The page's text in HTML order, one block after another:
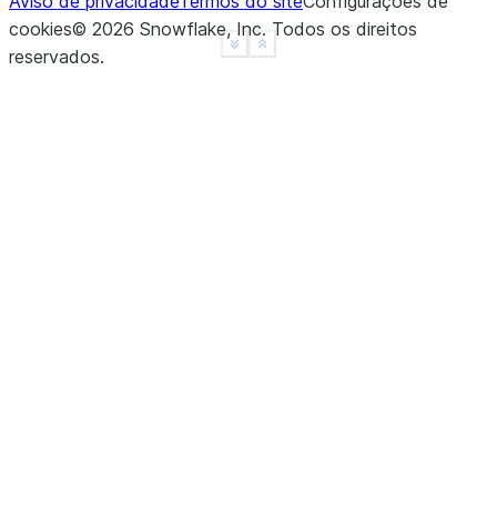
Show less
See more
cookies© 2026 Snowflake, Inc. Todos os direitos
reservados.